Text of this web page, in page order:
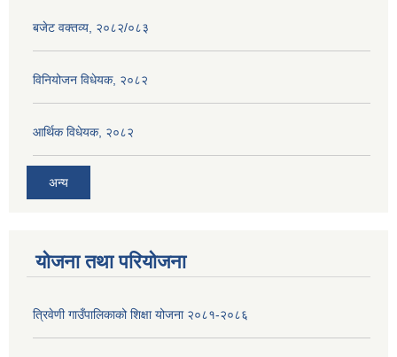
बजेट वक्तव्य, २०८२/०८३
विनियोजन विधेयक, २०८२
आर्थिक विधेयक, २०८२
अन्य
योजना तथा परियोजना
त्रिवेणी गाउँपालिकाको शिक्षा योजना २०८१-२०८६